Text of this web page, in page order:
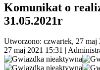
Komunikat o
31.05.2021r
Utworzono: czwartek, 27 maj
27 maj 2021 15:31